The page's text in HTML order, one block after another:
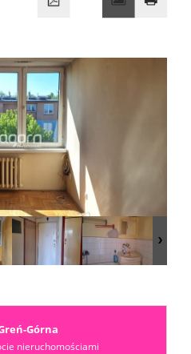
Skup
Górna
nieruchomościami